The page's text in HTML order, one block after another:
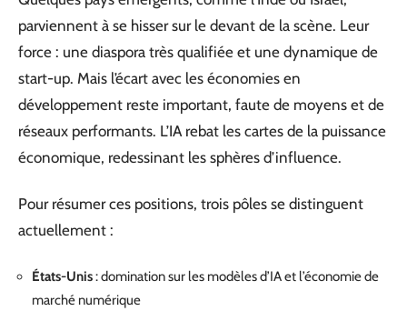
parviennent à se hisser sur le devant de la scène. Leur
force : une diaspora très qualifiée et une dynamique de
start-up. Mais l’écart avec les économies en
développement reste important, faute de moyens et de
réseaux performants. L’IA rebat les cartes de la puissance
économique, redessinant les sphères d’influence.
Pour résumer ces positions, trois pôles se distinguent
actuellement :
États-Unis: domination sur les modèles d’IA et l’économie de
marché numérique